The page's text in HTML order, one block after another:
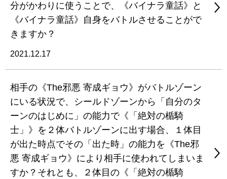
分がかわりに使うことで、《バイナラ童話》と
《バイナラ童話》自身をバトルさせることがで
きますか？
2021.12.17
相手の《The邪悪 寄成ギョウ》がバトルゾーン
にいる状況で、シールドゾーンから「自分のタ
ーンのはじめに」の能力で《「絶対の楯騎
士」》を２体バトルゾーンに出す場合、１体目
が出た時点でその「出た時」の能力を《The邪
悪 寄成ギョウ》により相手に使われてしまいま
すか？それとも、２体目の《「絶対の楯騎